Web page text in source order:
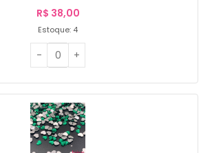
R$ 38,00
Estoque: 4